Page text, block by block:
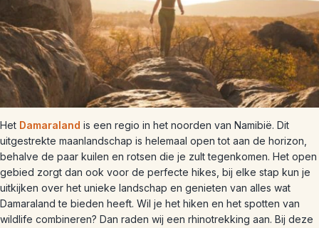
Het Damaraland is een regio in het noorden van Namibië. Dit
uitgestrekte maanlandschap is helemaal open tot aan de horizon,
behalve de paar kuilen en rotsen die je zult tegenkomen. Het open
gebied zorgt dan ook voor de perfecte hikes, bij elke stap kun je
uitkijken over het unieke landschap en genieten van alles wat
Damaraland te bieden heeft. Wil je het hiken en het spotten van
wildlife combineren? Dan raden wij een rhinotrekking aan. Bij deze